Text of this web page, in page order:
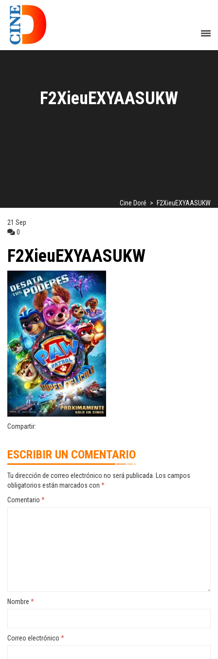
F2XieuEXYAASUKW
Cine Doré > F2XieuEXYAASUKW
21 Sep
0
F2XieuEXYAASUKW
Compartir:
ESCRIBIR UN COMENTARIO
Tu dirección de correo electrónico no será publicada.
Los campos
obligatorios están marcados con *
Comentario *
Nombre *
Correo electrónico *